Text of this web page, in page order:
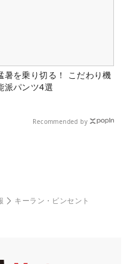
暑を乗り切る！ こだわり機
派パンツ4選
Recommended by
キーラン・ビンセント